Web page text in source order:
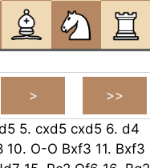
5. cxd5 cxd5 6. d4
10. O-O Bxf3 11. Bxf3